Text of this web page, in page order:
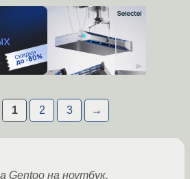
1 2 3 →
Gentoo на ноутбук.